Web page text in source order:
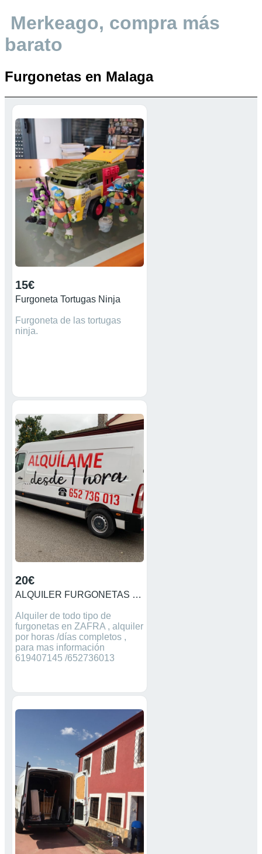
Merkeago, compra más
barato
Furgonetas en Malaga
15€
Furgoneta Tortugas Ninja
Furgoneta de las tortugas
ninja.
20€
ALQUILER FURGONETAS POR HORAS /DÍAS
Alquiler de todo tipo de
furgonetas en ZAFRA , alquiler
por horas /días completos ,
para mas información
619407145 /652736013